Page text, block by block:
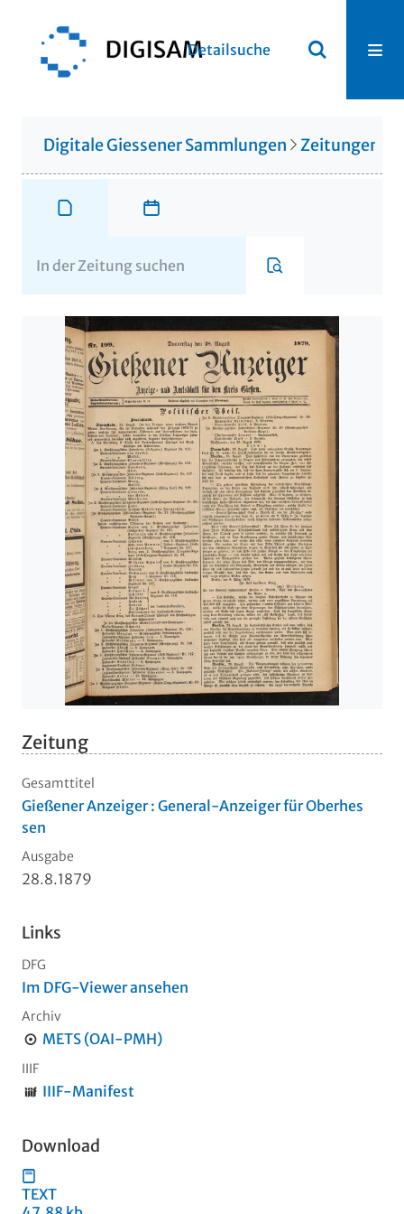
Detailsuche
Digitale Giessener Sammlungen Zeitungen
Zeitung
Gesamttitel
Gießener Anzeiger : General-Anzeiger für Oberhes
sen
Ausgabe
28.8.1879
Links
DFG
Im DFG-Viewer ansehen
Archiv
METS (OAI-PMH)
IIIF
IIIF-Manifest
Download
TEXT